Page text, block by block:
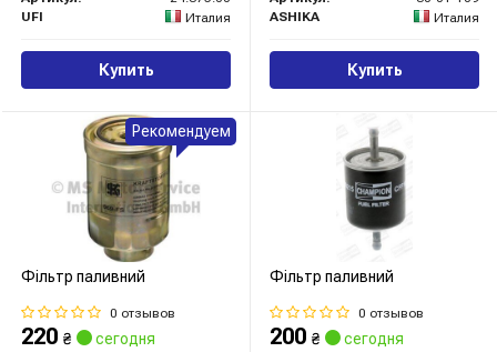
UFI
Италия
Купить
ASHIKA
Италия
Купить
Фільтр паливний
0 отзывов
220 ₴ сегодня
Рекомендуем
Фільтр паливний
0 отзывов
200 ₴ сегодня